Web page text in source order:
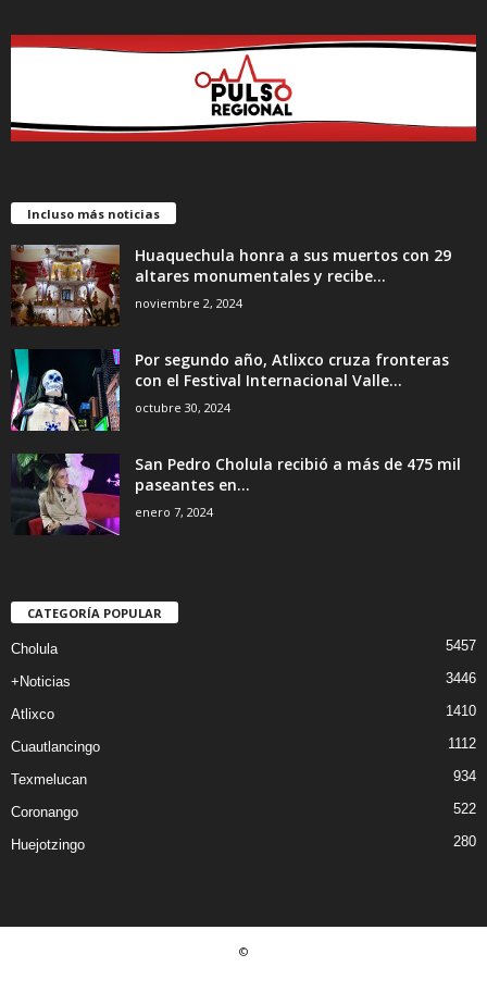
Incluso más noticias
Huaquechula honra a sus muertos con 29
altares monumentales y recibe...
noviembre 2, 2024
Por segundo año, Atlixco cruza fronteras
con el Festival Internacional Valle...
octubre 30, 2024
San Pedro Cholula recibió a más de 475 mil
paseantes en...
enero 7, 2024
CATEGORÍA POPULAR
Cholula 5457
+Noticias 3446
Atlixco 1410
Cuautlancingo 1112
Texmelucan 934
Coronango 522
Huejotzingo 280
©